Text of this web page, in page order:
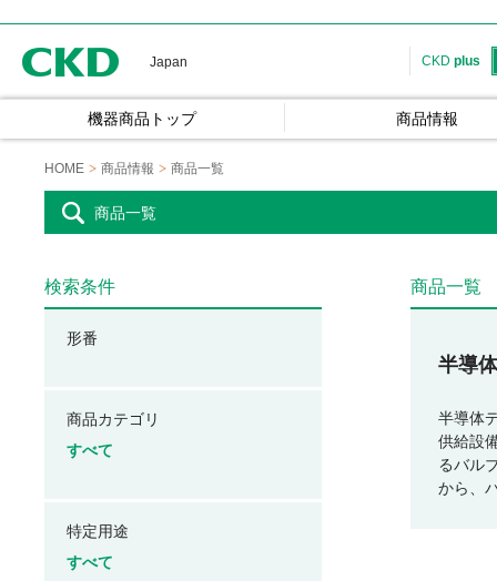
Japan CKD plus
機器商品トップ 商品情報
HOME 商品情報 商品一覧
商品一覧
商品一覧
半導
半導体
供給設
るバル
から、
検索条件
形番
商品カテゴリ
すべて
特定用途
すべて